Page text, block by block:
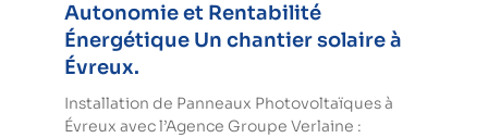
Autonomie et Rentabilité
Énergétique Un chantier solaire à
Évreux.
Installation de Panneaux Photovoltaïques à
Évreux avec l’Agence Groupe Verlaine :